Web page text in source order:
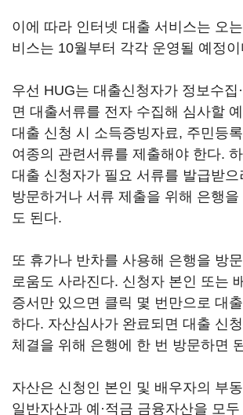
이에 따라 인터넷 대출 서비스는 오
비스는 10월부터 각각 운영될 예정이
우선 HUG는 대출신청자가 정보수집
면 대출서류를 전자 수집해 심사할
대출 신청 시 소득증빙자료, 주민등
여종의 관련서류를 제출해야 한다.
대출 신청자가 필요 서류를 발급받
방문하거나 서류 제출을 위해 은행
도 된다.
또 휴가나 반차를 사용해 은행을 방
로움도 사라진다. 신청자 본인 또는
증서만 있으면 클릭 몇 번만으로 대
하다. 자산심사가 완료되면 대출 신
체결을 위해 은행에 한 번 방문하면
자산은 신청인 본인 및 배우자의 부
일반자산과 예·적금 금융자산을 모